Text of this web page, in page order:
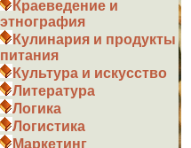
Краеведение и
этнография
Кулинария и продукты
питания
Культура и искусство
Литература
Логика
Логистика
Маркетинг